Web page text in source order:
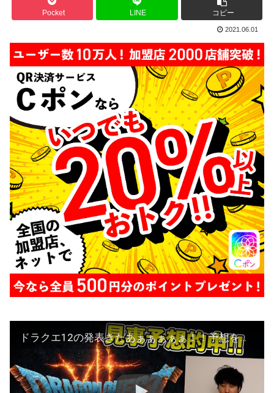
Pocket LINE コピー
2021.06.01
ドラクエ12の発表きたあぁぁぁぁぁ！！予想を的中させたのに何故か謝罪？